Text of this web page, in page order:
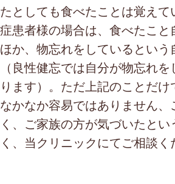
たとしても食べたことは覚えて
症患者様の場合は、食べたこと
ほか、物忘れをしているという
（良性健忘では自分が物忘れ
ります）。ただ上記のことだけ
なかなか容易ではありません、
く、ご家族の方が気づいたとい
く、当クリニックにてご相談く